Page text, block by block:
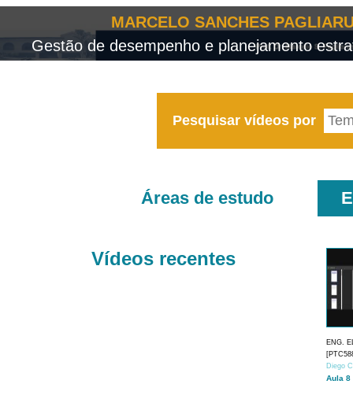
MARCELO SANCHES
Gestão de desempenho e planejamento
Pesquisar vídeos por
Áreas de estudo
Vídeos recentes
ENG.
Diego
Aula 8